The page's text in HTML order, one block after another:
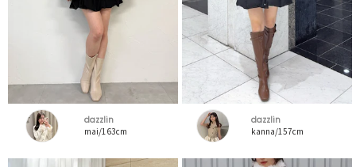
dazzlin
mai/163cm
dazzlin
kanna/157cm